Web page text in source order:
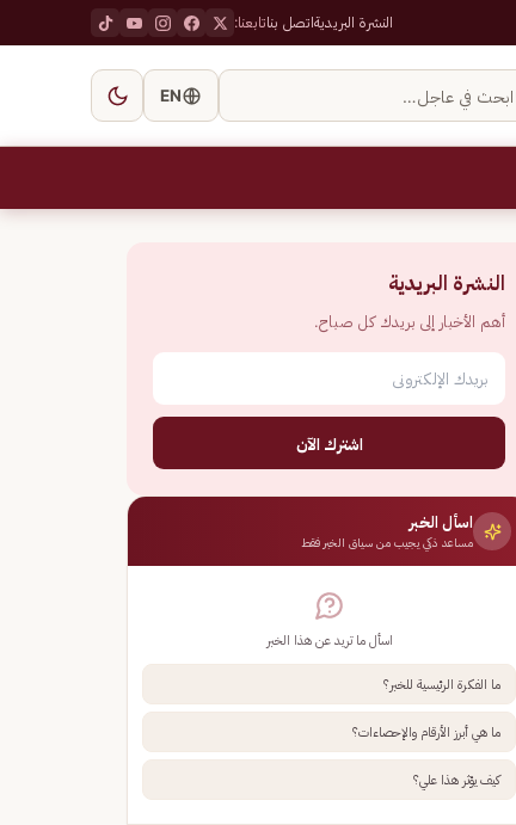
النشرة البريديةاتصل بناتابعنا:
ابحث في عاجل… EN
النشرة البريدية
أهم الأخبار إلى بريدك كل صباح.
اشترك الآن
اسأل الخبر
مساعد ذكي يجيب من سياق الخبر فقط
اسأل ما تريد عن هذا الخبر
ما الفكرة الرئيسية للخبر؟
ما هي أبرز الأرقام والإحصاءات؟
كيف يؤثر هذا علي؟